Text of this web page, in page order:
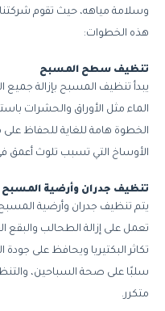
وسلامة مياهه، حيث تقوم
هذه الخطوات:
تنظيف سطح المسبح
يبدأ تنظيف المسبح بإزالة
الماء مثل الأوراق والحشرات
الخطوة هامة للغاية للحفاظ على
الأوساخ التي تسبب تلوث أعمق
تنظيف جدران وأرضية المسبح
يتم تنظيف جدران وأرضية
تعمل على إزالة الطحالب والبقع
تكاثر البكتيريا ويحافظ على جودة
سلبًا على صحة السباحين،
متكرر.